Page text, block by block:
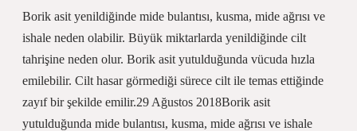
Borik asit yenildiğinde mide bulantısı, kusma, mide ağrısı ve
ishale neden olabilir. Büyük miktarlarda yenildiğinde cilt
tahrişine neden olur. Borik asit yutulduğunda vücuda hızla
emilebilir. Cilt hasar görmediği sürece cilt ile temas ettiğinde
zayıf bir şekilde emilir.29 Ağustos 2018Borik asit
yutulduğunda mide bulantısı, kusma, mide ağrısı ve ishale